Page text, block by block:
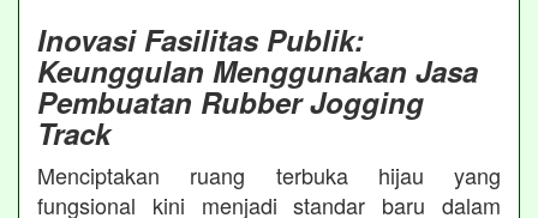
Inovasi Fasilitas Publik:
Keunggulan Menggunakan Jasa
Pembuatan Rubber Jogging
Track
Menciptakan ruang terbuka hijau yang
fungsional kini menjadi standar baru dalam